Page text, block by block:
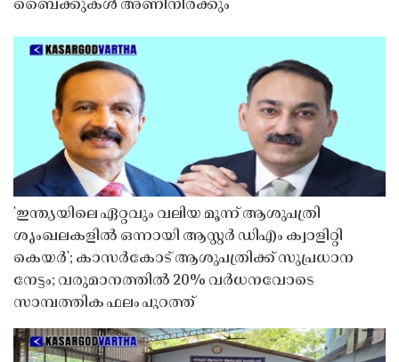
ബൈക്കുകൾ അണിനിരക്കും
'ഇന്ത്യയിലെ ഏറ്റവും വലിയ മൂന്ന് ആശുപത്രി
ശൃംഖലകളിൽ ഒന്നായി ആസ്റ്റർ ഡിഎം ക്വാളിറ്റി
കെയർ'; കാസർകോട് ആശുപത്രിക്ക് സുപ്രധാന
നേട്ടം; വരുമാനത്തിൽ 20% വർധനവോടെ
സാമ്പത്തിക ഫലം പുറത്ത്